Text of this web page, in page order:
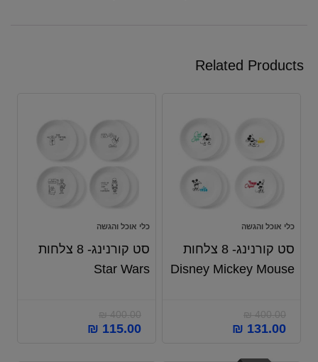
Related Products
כלי אוכל והגשה
סט קורנינג- 8 צלחות
Disney Mickey Mouse
₪400.00
₪ 131.00
כלי אוכל והגשה
סט קורנינג- 8 צלחות
Star Wars
₪400.00
₪ 115.00